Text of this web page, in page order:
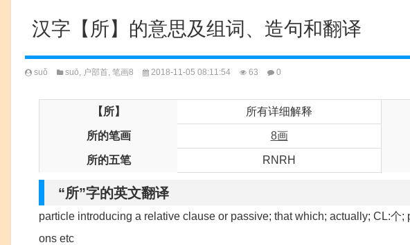
汉字【所】的意思及组词、造句和翻译
suǒ suō, 户部首, 笔画8 2018-11-05 08:11:54 63 0
【所】 所有详细解释
所的笔画 8画
所的五笔 RNRH
“所”字的英文翻译
particle introducing a relative clause or passive; that which; actually; CL:个
ons etc